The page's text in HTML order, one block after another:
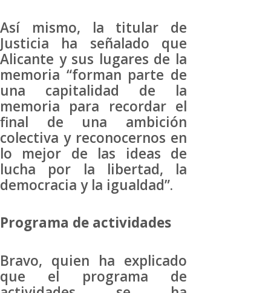
Así mismo, la titular de
Justicia ha señalado que
Alicante y sus lugares de la
memoria “forman parte de
una capitalidad de la
memoria para recordar el
final de una ambición
colectiva y reconocernos en
lo mejor de las ideas de
lucha por la libertad, la
democracia y la igualdad”.
Programa de actividades
Bravo, quien ha explicado
que el programa de